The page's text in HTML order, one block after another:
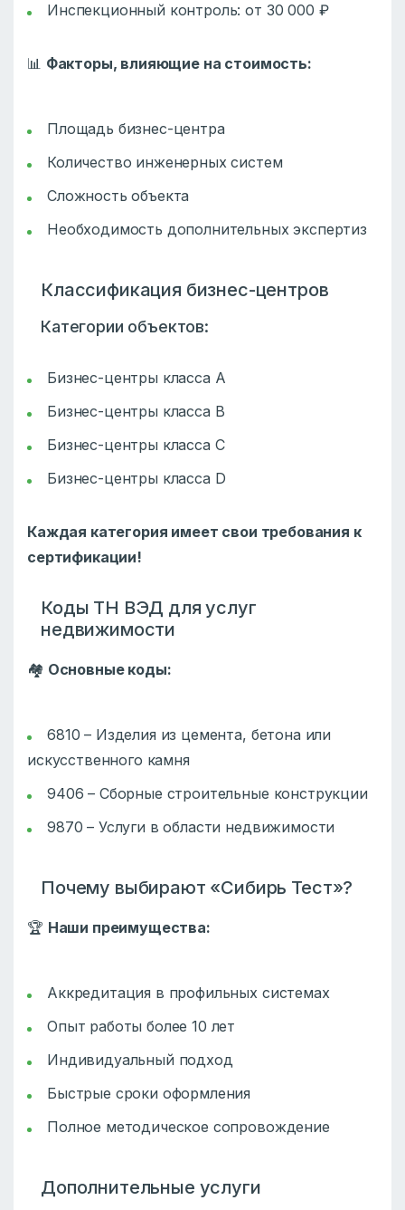
Инспекционный контроль: от 30 000 ₽
📊 Факторы, влияющие на стоимость:
Площадь бизнес-центра
Количество инженерных систем
Сложность объекта
Необходимость дополнительных экспертиз
Классификация бизнес-центров
Категории объектов:
Бизнес-центры классa А
Бизнес-центры класса В
Бизнес-центры класса С
Бизнес-центры класса D
Каждая категория имеет свои требования к
сертификации!
Коды ТН ВЭД для услуг
недвижимости
🏘️ Основные коды:
6810 – Изделия из цемента, бетона или
искусственного камня
9406 – Сборные строительные конструкции
9870 – Услуги в области недвижимости
Почему выбирают «Сибирь Тест»?
🏆 Наши преимущества:
Аккредитация в профильных системах
Опыт работы более 10 лет
Индивидуальный подход
Быстрые сроки оформления
Полное методическое сопровождение
Дополнительные услуги